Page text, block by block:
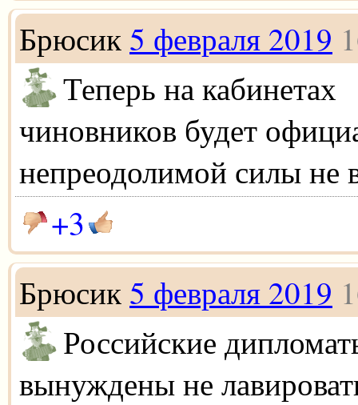
Брюсик 5 февраля 2019
Теперь на кабинетах
чиновников будет
непреодолимой силы не
+3
Брюсик 5 февраля 2019
Российские
вынуждены не